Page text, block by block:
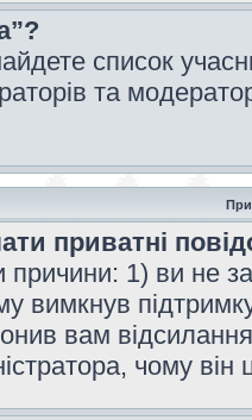
список
та
приватні
1) ви не
вимкнув
вам
чому він